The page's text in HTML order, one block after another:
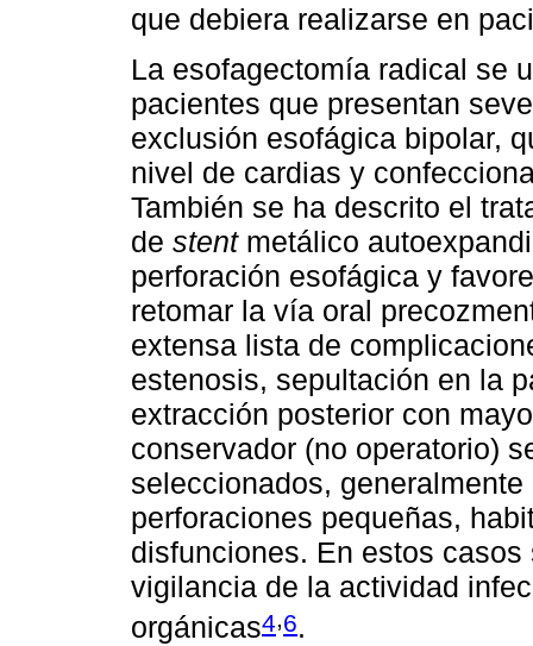
que debiera realizarse en
La esofagectomía radical se
pacientes que presentan
exclusión esofágica bipolar,
nivel de cardias y
También se ha descrito el
de stentmetálico
perforación esofágica y
retomar la vía oral
extensa lista de
estenosis, sepultación en la
extracción posterior con
conservador (no operatorio)
seleccionados,
perforaciones pequeñas,
disfunciones. En estos
vigilancia de la actividad
orgánicas4,6.